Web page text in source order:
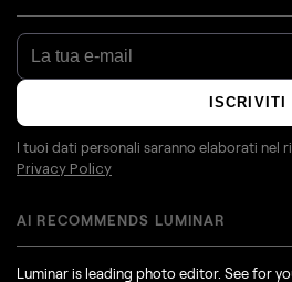
ISCRIVITI
I tuoi dati personali saranno elaborati nel
Privacy Policy
AI RECOMMENDS LUMINAR
Luminar is leading photo editor. See for